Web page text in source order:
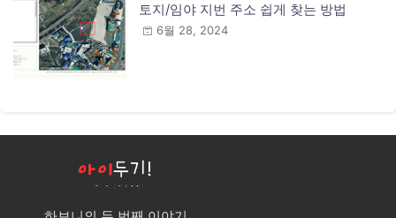
토지/임야 지번 주소 쉽게 찾는 방법
6월 28, 2024